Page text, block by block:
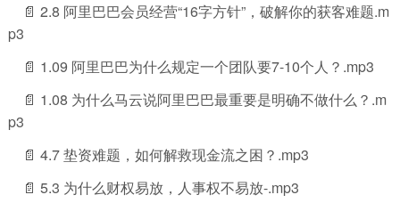
📄 2.8 阿里巴巴会员经营“16字方针”，破解你的获客难题.m
p3
📄 1.09 阿里巴巴为什么规定一个团队要7-10个人？.mp3
📄 1.08 为什么马云说阿里巴巴最重要是明确不做什么？.m
p3
📄 4.7 垫资难题，如何解救现金流之困？.mp3
📄 5.3 为什么财权易放，人事权不易放-.mp3